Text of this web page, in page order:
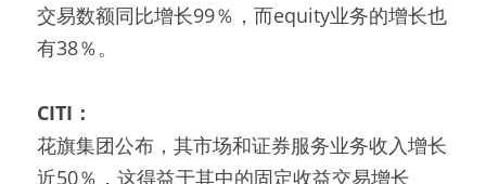
交易数额同比增长99％，而equity业务的增长也
有38％。
CITI：
花旗集团公布，其市场和证券服务业务收入增长
近50％，这得益于其中的固定收益交易增长